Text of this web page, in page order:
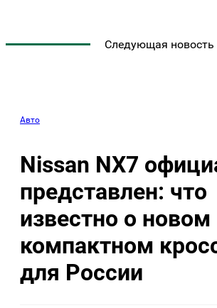
Следующая новость
Авто
Nissan NX7
представлен: что
известно о новом
компактном
для России